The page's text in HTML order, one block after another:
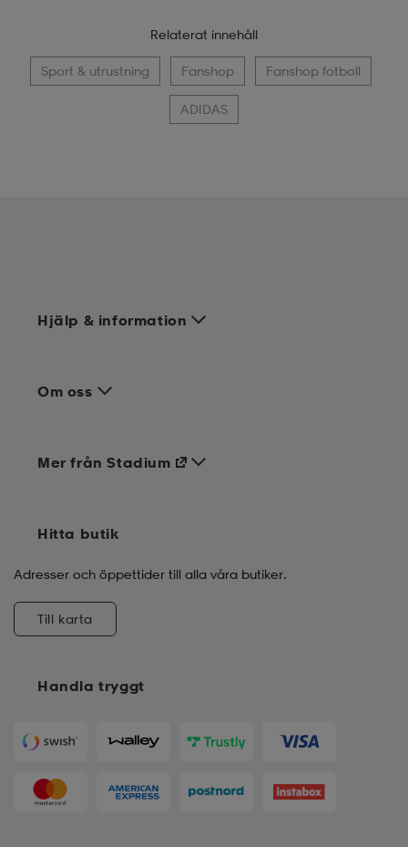
Relaterat innehåll
Sport & utrustning Fanshop Fanshop fotboll
ADIDAS
Hjälp & information
Om oss
Handla tryggt
Mer från Stadium
Hitta butik
Adresser och öppettider till alla våra butiker.
Till karta